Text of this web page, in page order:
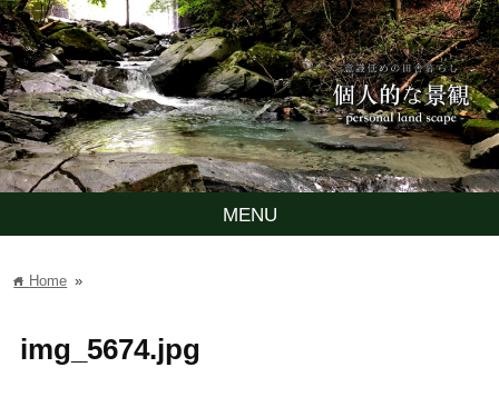
MENU
home Home »
img_5674.jpg